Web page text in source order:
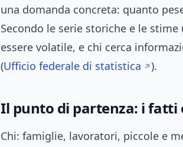
una domanda concreta: quanto
Secondo le serie storiche e le
essere volatile, e chi cerca
(Ufficio federale di statistica ).
Il punto di partenza: i fatti
Chi: famiglie, lavoratori, piccole e